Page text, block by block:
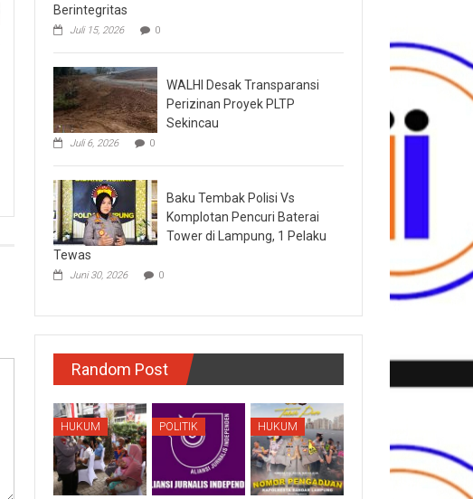
Berintegritas
Juli 15, 2026 0
WALHI Desak Transparansi
Perizinan Proyek PLTP
Sekincau
Juli 6, 2026 0
Baku Tembak Polisi Vs
Komplotan Pencuri Baterai
Tower di Lampung, 1 Pelaku
Tewas
Juni 30, 2026 0
Random Post
HUKUM POLITIK HUKUM